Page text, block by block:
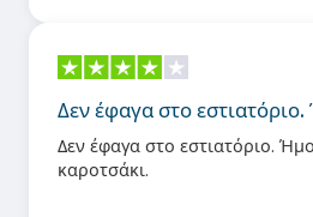
Δεν έφαγα στο
Δεν έφαγα στο εστιατόριο.
καροτσάκι.